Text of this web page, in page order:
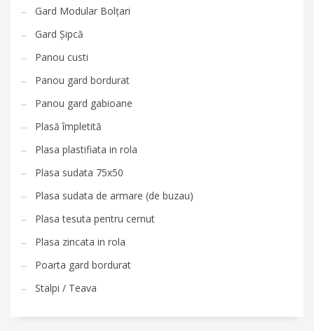
Gard Modular Bolțari
Gard Șipcă
Panou custi
Panou gard bordurat
Panou gard gabioane
Plasă împletită
Plasa plastifiata in rola
Plasa sudata 75x50
Plasa sudata de armare (de buzau)
Plasa tesuta pentru cernut
Plasa zincata in rola
Poarta gard bordurat
Stalpi / Teava